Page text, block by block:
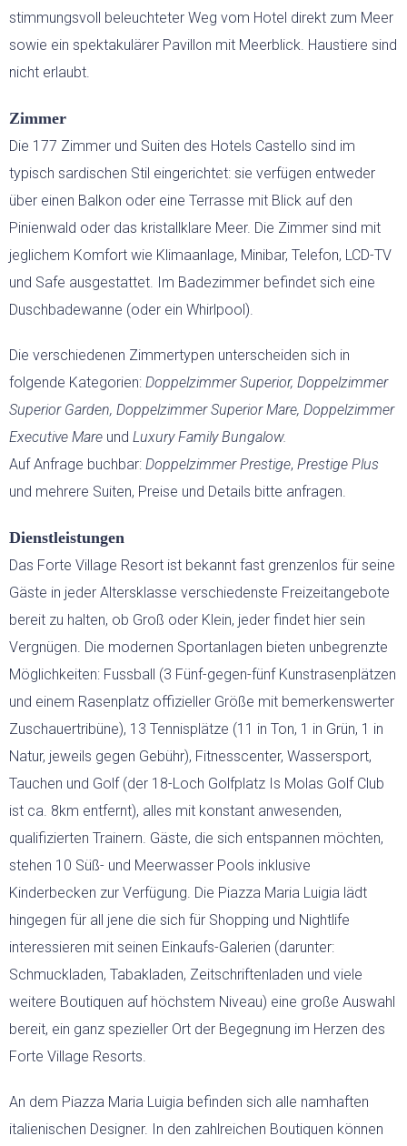
LAST-MINUTE-ANGEBOTE
stimmungsvoll beleuchteter Weg vom Hotel direkt zum Meer
sowie ein spektakulärer Pavillon mit Meerblick. Haustiere sind
nicht erlaubt.
Zimmer
Die 177 Zimmer und Suiten des Hotels Castello sind im
typisch sardischen Stil eingerichtet: sie verfügen entweder
über einen Balkon oder eine Terrasse mit Blick auf den
Pinienwald oder das kristallklare Meer. Die Zimmer sind mit
jeglichem Komfort wie Klimaanlage, Minibar, Telefon, LCD-TV
und Safe ausgestattet. Im Badezimmer befindet sich eine
Duschbadewanne (oder ein Whirlpool).
Die verschiedenen Zimmertypen unterscheiden sich in
folgende Kategorien: Doppelzimmer Superior, Doppelzimmer
Superior Garden, Doppelzimmer Superior Mare, Doppelzimmer
Executive Mare und Luxury Family Bungalow.
Auf Anfrage buchbar: Doppelzimmer Prestige, Prestige Plus
und mehrere Suiten, Preise und Details bitte anfragen.
Dienstleistungen
Das Forte Village Resort ist bekannt fast grenzenlos für seine
Gäste in jeder Altersklasse verschiedenste Freizeitangebote
bereit zu halten, ob Groß oder Klein, jeder findet hier sein
Vergnügen. Die modernen Sportanlagen bieten unbegrenzte
Möglichkeiten: Fussball (3 Fünf-gegen-fünf Kunstrasenplätzen
und einem Rasenplatz offizieller Größe mit bemerkenswerter
Zuschauertribüne), 13 Tennisplätze (11 in Ton, 1 in Grün, 1 in
Natur, jeweils gegen Gebühr), Fitnesscenter, Wassersport,
Tauchen und Golf (der 18-Loch Golfplatz Is Molas Golf Club
ist ca. 8km entfernt), alles mit konstant anwesenden,
qualifizierten Trainern. Gäste, die sich entspannen möchten,
stehen 10 Süß- und Meerwasser Pools inklusive
Kinderbecken zur Verfügung. Die Piazza Maria Luigia lädt
hingegen für all jene die sich für Shopping und Nightlife
interessieren mit seinen Einkaufs-Galerien (darunter:
Schmuckladen, Tabakladen, Zeitschriftenladen und viele
weitere Boutiquen auf höchstem Niveau) eine große Auswahl
bereit, ein ganz spezieller Ort der Begegnung im Herzen des
Forte Village Resorts.
An dem Piazza Maria Luigia befinden sich alle namhaften
italienischen Designer. In den zahlreichen Boutiquen können